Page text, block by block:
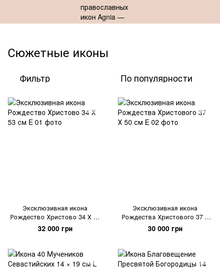
Сюжетные иконы
Фильтр По популярности
Эксклюзивная икона
Рождество Христово 34 Х 53
см
32 000 грн
Эксклюзивная икона
Рождества Христового 37 Х
50 см
30 000 грн